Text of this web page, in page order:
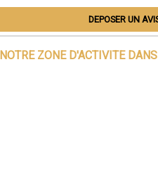
DEPOSER UN
NOTRE ZONE D'ACTIVITE DANS